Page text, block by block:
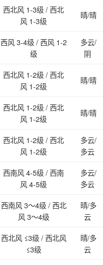
西北风 1-3级 / 西北
风 1-3级
晴/晴
西风 3-4级 / 西风 1-2
级
多云/
阴
西北风 1-2级 / 西北
风 1-2级
晴/晴
西北风 1-2级 / 西北
风 1-2级
晴/晴
西北风 1-2级 / 西北
风 1-2级
多云/
多云
西南风 4-5级 / 西南
风 4-5级
多云/
多云
西南风 3～4级 / 西北
风 3～4级
晴/多
云
西北风 ≤3级 / 西北风
≤3级
晴/多
云